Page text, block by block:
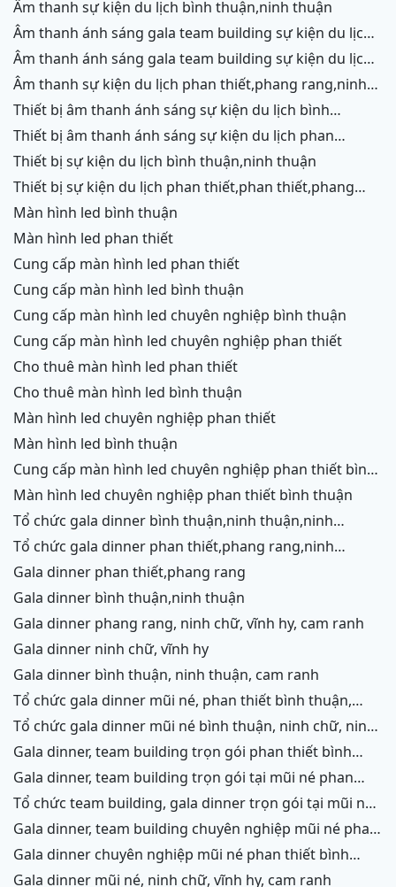
âm thanh sự kiện du lịch bình thuận,ninh thuận
âm thanh ánh sáng gala team building sự kiện du lịch
bình thuận,ninh thuận
âm thanh ánh sáng gala team building sự kiện du lịch
phan thiết,phang rang,ninh chữ,vĩnh hy
âm thanh sự kiện du lịch phan thiết,phang rang,ninh
chữ,vĩnh hy,ninh thuận,cam ranh
thiết bị âm thanh ánh sáng sự kiện du lịch bình
thuận,ninh thuận
thiết bị âm thanh ánh sáng sự kiện du lịch phan
thiết,phang rang,ninh chữ,vĩnh hy,cam ranh
thiết bị sự kiện du lịch bình thuận,ninh thuận
thiết bị sự kiện du lịch phan thiết,phan thiết,phang
rang,ninh chữ,vĩnh hy,cam ranh
màn hình led bình thuận
màn hình led phan thiết
cung cấp màn hình led phan thiết
cung cấp màn hình led bình thuận
cung cấp màn hình led chuyên nghiệp bình thuận
cung cấp màn hình led chuyên nghiệp phan thiết
cho thuê màn hình led phan thiết
cho thuê màn hình led bình thuận
màn hình led chuyên nghiệp phan thiết
màn hình led bình thuận
cung cấp màn hình led chuyên nghiệp phan thiết bình
thuận
màn hình led chuyên nghiệp phan thiết bình thuận
tổ chức gala dinner bình thuận,ninh thuận,ninh
chữ,vĩnh hy,cam ranh
tổ chức gala dinner phan thiết,phang rang,ninh
chữ,vĩnh hy,cam ranh
gala dinner phan thiết,phang rang
gala dinner bình thuận,ninh thuận
gala dinner phang rang, ninh chữ, vĩnh hy, cam ranh
gala dinner ninh chữ, vĩnh hy
gala dinner bình thuận, ninh thuận, cam ranh
tổ chức gala dinner mũi né, phan thiết bình thuận,
ninh thuận, ninh chữ, vĩnh hy, cam ranh
tổ chức gala dinner mũi né bình thuận, ninh chữ, ninh
thuận, cam ranh
gala dinner, team building trọn gói phan thiết bình
thuận, phang rang, ninh thuận, vĩnh hy,cam ranh
gala dinner, team building trọn gói tại mũi né phan
thiết bình thuận, phang rang ninh chữ ninh thuận, cam
tổ chức team building, gala dinner trọn gói tại mũi né
phan thiết bình thuận, phang rang, ninh chữ, vĩnh hy,
ninh thuận, cam ranh
gala dinner, team building chuyên nghiệp mũi né phan
thiết, ninh chữ ninh thuận, vĩnh hy, cam ranh
gala dinner chuyên nghiệp mũi né phan thiết bình
thuận, ninh chữ, phang rang, ninh thuận, cam ranh
gala dinner mũi né, ninh chữ, vĩnh hy, cam ranh